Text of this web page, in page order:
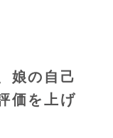
娘の自己
価を上げ